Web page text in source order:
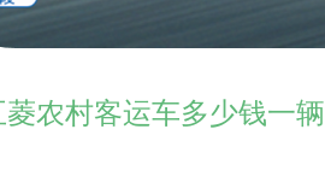
农村客运车多少钱一辆